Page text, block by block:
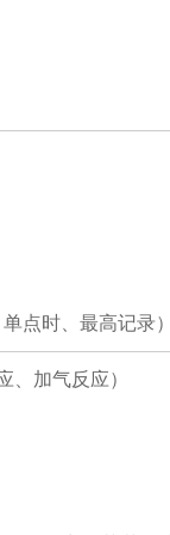
点时、最高记录
、加气反应）